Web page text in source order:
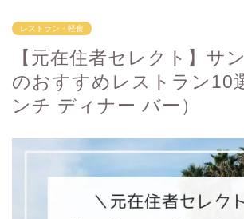
レストラン・軽食
【元在住者セレクト】サ
のおすすめレストラン10
ンチ ディナー バー）